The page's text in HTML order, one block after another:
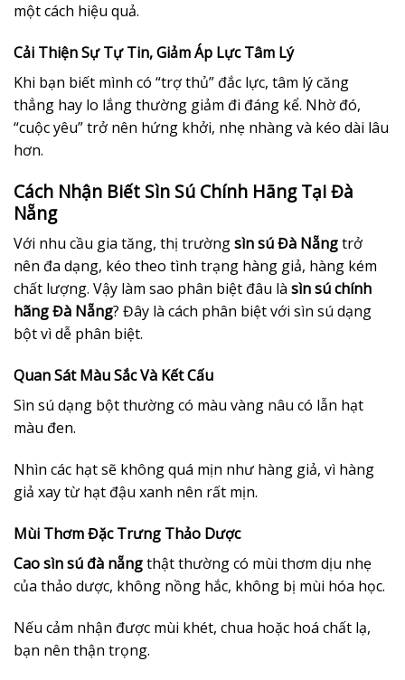
một cách hiệu quả.
Cải Thiện Sự Tự Tin, Giảm Áp Lực Tâm Lý
Khi bạn biết mình có “trợ thủ” đắc lực, tâm lý căng
thẳng hay lo lắng thường giảm đi đáng kể. Nhờ đó,
“cuộc yêu” trở nên hứng khởi, nhẹ nhàng và kéo dài lâu
hơn.
Cách Nhận Biết Sìn Sú Chính Hãng Tại Đà
Nẵng
Với nhu cầu gia tăng, thị trườngsìn sú Đà Nẵngtrở
nên đa dạng, kéo theo tình trạng hàng giả, hàng kém
chất lượng. Vậy làm sao phân biệt đâu là sìn sú chính
hãng Đà Nẵng? Đây là cách phân biệt với sìn sú dạng
bột vì dễ phân biệt.
Quan Sát Màu Sắc Và Kết Cấu
Sìn sú dạng bột thường có màu vàng nâu có lẫn hạt
màu đen.
Nhìn các hạt sẽ không quá mịn như hàng giả, vì hàng
giả xay từ hạt đậu xanh nên rất mịn.
Mùi Thơm Đặc Trưng Thảo Dược
Cao sìn sú đà nẵngthật thường có mùi thơm dịu nhẹ
của thảo dược, không nồng hắc, không bị mùi hóa học.
Nếu cảm nhận được mùi khét, chua hoặc hoá chất lạ,
bạn nên thận trọng.